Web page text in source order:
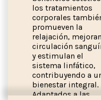
los tratamientos
corporales
promueven la
relajación,
circulación
y estimulan el
sistema linfático,
contribuyendo a
bienestar integral.
Adaptados a las